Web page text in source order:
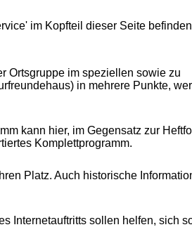
im Kopfteil dieser Seite
Ortsgruppe im speziellen sowie zu
in mehrere Punkte,
kann hier, im Gegensatz zur
Komplettprogramm.
Platz. Auch historische
Internetauftritts sollen helfen, sich